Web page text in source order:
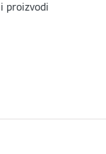
proizvodi